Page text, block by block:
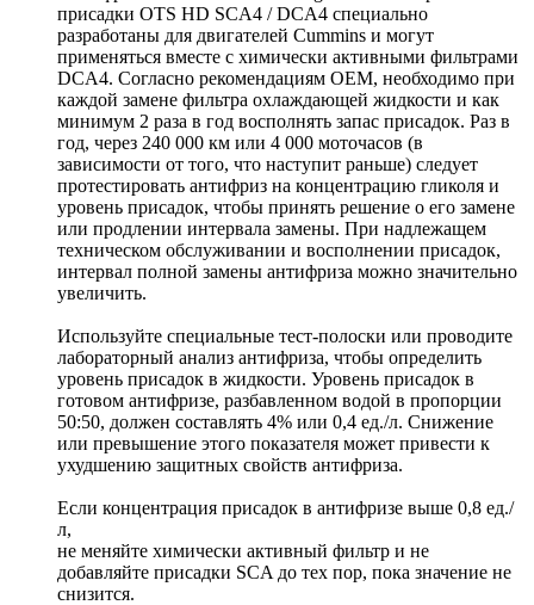
присадки OTS HD SCA4 / DCA4 специально
разработаны для двигателей Cummins и могут
применяться вместе с химически активными фильтрами
DCA4. Согласно рекомендациям ОЕМ, необходимо при
каждой замене фильтра охлаждающей жидкости и как
минимум 2 раза в год восполнять запас присадок. Раз в
год, через 240 000 км или 4 000 моточасов (в
зависимости от того, что наступит раньше) следует
протестировать антифриз на концентрацию гликоля и
уровень присадок, чтобы принять решение о его замене
или продлении интервала замены. При надлежащем
техническом обслуживании и восполнении присадок,
интервал полной замены антифриза можно значительно
увеличить.
Используйте специальные тест-полоски или проводите
лабораторный анализ антифриза, чтобы определить
уровень присадок в жидкости. Уровень присадок в
готовом антифризе, разбавленном водой в пропорции
50:50, должен составлять 4% или 0,4 ед./л. Снижение
или превышение этого показателя может привести к
ухудшению защитных свойств антифриза.
Если концентрация присадок в антифризе выше 0,8 ед./
л,
не меняйте химически активный фильтр и не
добавляйте присадки SCA до тех пор, пока значение не
снизится.